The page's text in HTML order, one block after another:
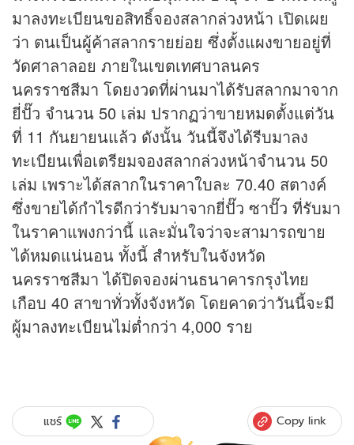
มาลงทะเบียนขอสิทธิ์จองสลากล่วงหน้า เปิดเผย
ว่า ตนเป็นผู้ค้าสลากรายย่อย ซึ่งตั้งแผงขายอยู่ที่
วัดศาลาลอย ภายในเขตเทศบาลนคร
นครราชสีมา โดยงวดที่ผ่านมาได้รับสลากมาจาก
ยี่ปั๊ว จำนวน 50 เล่ม ปรากฏว่าขายหมดตั้งแต่วัน
ที่ 11 กันยายนแล้ว ดังนั้น วันนี้จึงได้รีบมาลง
ทะเบียนเพื่อเตรียมจองสลากล่วงหน้าจำนวน 50
เล่ม เพราะได้สลากในราคาใบละ 70.40 สตางค์
ซึ่งขายได้กำไรดีกว่ารับมาจากยี่ปั๊ว ซาปั๊ว ที่รับมา
ในราคาแพงกว่านี้ และมั่นใจว่าจะสามารถขาย
ได้หมดแน่นอน ทั้งนี้ สำหรับในจังหวัด
นครราชสีมา ได้ปิดจองผ่านธนาคารกรุงไทย
เกือบ 40 สาขาทั่วทั้งจังหวัด โดยคาดว่าวันนี้จะมี
ผู้มาลงทะเบียนไม่ต่ำกว่า 4,000 ราย
แชร์ Copy link